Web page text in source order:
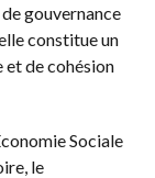
gouvernance
constitue un
et de cohésion
Sociale
le